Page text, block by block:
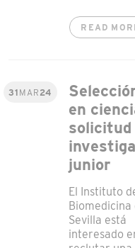
READ
31 MAR 24
en
solicitud
junior
El Instituto
Biomedicina
Sevilla está
interesado